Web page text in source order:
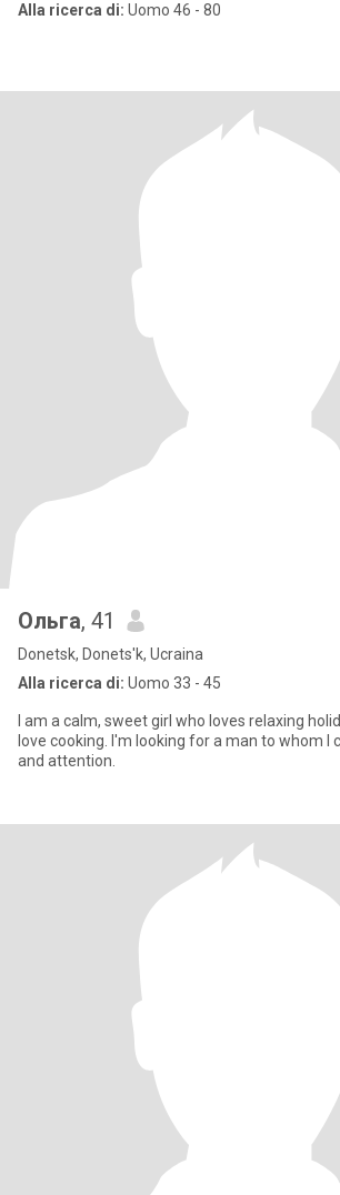
Alla ricerca di: Uomo 46 - 80
Ольга, 41
Donetsk, Donets'k, Ucraina
Alla ricerca di: Uomo 33 - 45
I am a calm, sweet girl who loves relaxing
love cooking. I'm looking for a man to whom I
and attention.